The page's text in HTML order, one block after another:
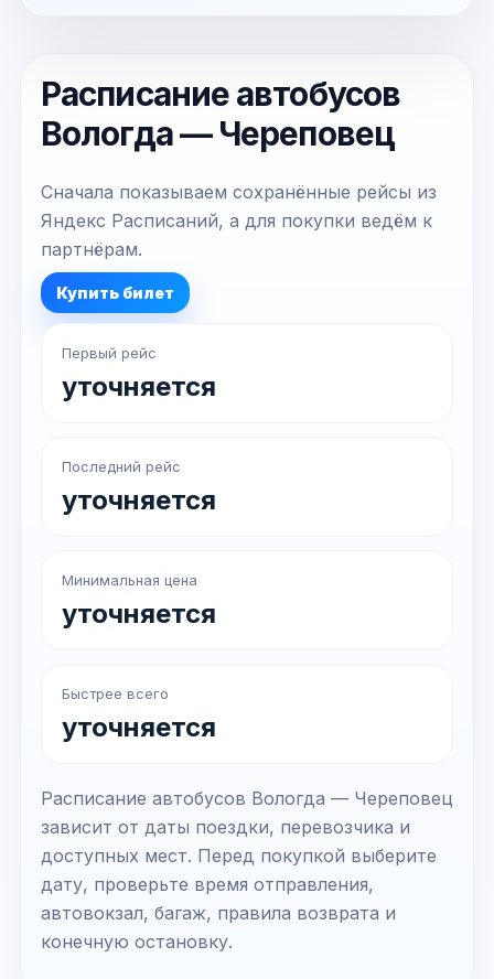
Расписание автобусов
Вологда — Череповец
Сначала показываем сохранённые рейсы из
Яндекс Расписаний, а для покупки ведём к
партнёрам.
Купить билет
Первый рейс
уточняется
Последний рейс
уточняется
Минимальная цена
уточняется
Быстрее всего
уточняется
Расписание автобусов Вологда — Череповец
зависит от даты поездки, перевозчика и
доступных мест. Перед покупкой выберите
дату, проверьте время отправления,
автовокзал, багаж, правила возврата и
конечную остановку.